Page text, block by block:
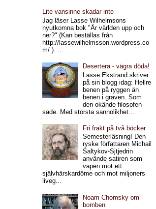
Lite vansinne skadar inte
Jag läser Lasse Wilhelmsons
nyutkomna bok "Är världen upp och
ner?" (Kan beställas från
http://lassewilhelmsson.wordpress.co
m/ ). ...
Desertera - vägra döda!
Lasse Ekstrand skriver
på sin blogg idag: Hellre
benen på ryggen än
benen i graven. Som
den okände filosofen
sade. Med största sannolikhet...
Fri frakt på två böcker
Semesterläsning! Den
ryske författaren Michail
Saltykov-Sjtjedrin
använde satiren som
vapen mot ett
självhärskardöme och mot miljoners
liveg...
Noam Chomsky om
bomben